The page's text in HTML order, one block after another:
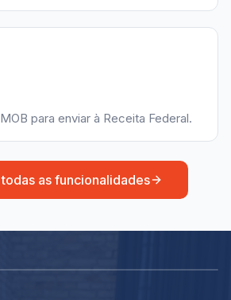
para enviar à Receita Federal.
as funcionalidades